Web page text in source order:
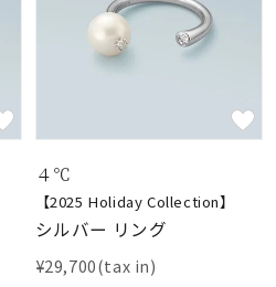
４℃
【2025 Holiday Collection】
シルバー リング
¥29,700(tax in)